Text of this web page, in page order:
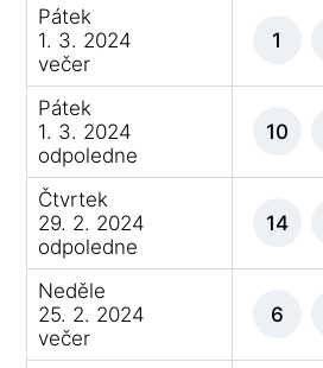
Pátek
1. 3. 2024
večer
1
Pátek
1. 3. 2024
odpoledne
10
Čtvrtek
29. 2. 2024
odpoledne
14
Neděle
25. 2. 2024
večer
6